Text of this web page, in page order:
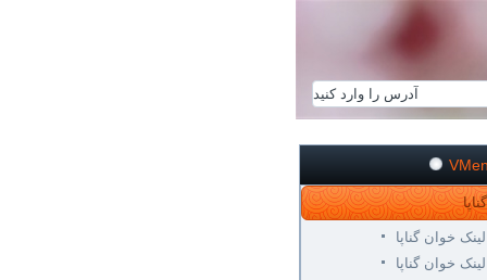
لینک خوان گناپا
لینک خوان گناپا